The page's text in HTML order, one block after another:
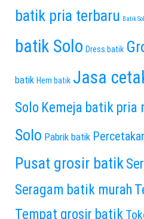
batik pria terbaru Batik
batik Solo Dress batik
batik Hem batik Jasa
Solo Kemeja batik pria
Solo Pabrik batik
Pusat grosir batik
Seragam batik murah
Tempat grosir batik